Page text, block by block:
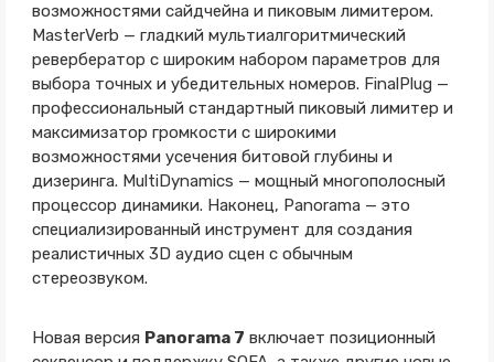
возможностями сайдчейна и пиковым лимитером.
MasterVerb — гладкий мультиалгоритмический
ревербератор с широким набором параметров для
выбора точных и убедительных номеров. FinalPlug —
профессиональный стандартный пиковый лимитер и
максимизатор громкости с широкими
возможностями усечения битовой глубины и
дизеринга. MultiDynamics — мощный многополосный
процессор динамики. Наконец, Panorama — это
специализированный инструмент для создания
реалистичных 3D аудио сцен с обычным
стереозвуком.
Новая версия Panorama 7 включает позиционный